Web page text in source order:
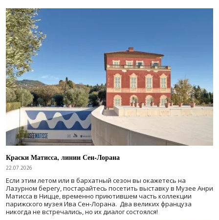
Краски Матисса, линии Сен-Лорана
22.07.2026
Если этим летом или в бархатный сезон вы окажетесь на
Лазурном берегу, постарайтесь посетить выставку в Музее Анри
Матисса в Ницце, временно приютившем часть коллекции
парижского музея Ива Сен-Лорана. Два великих француза
никогда не встречались, но их диалог состоялся!